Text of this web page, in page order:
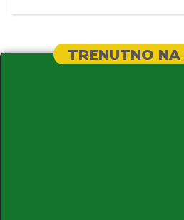
TRENUTNO